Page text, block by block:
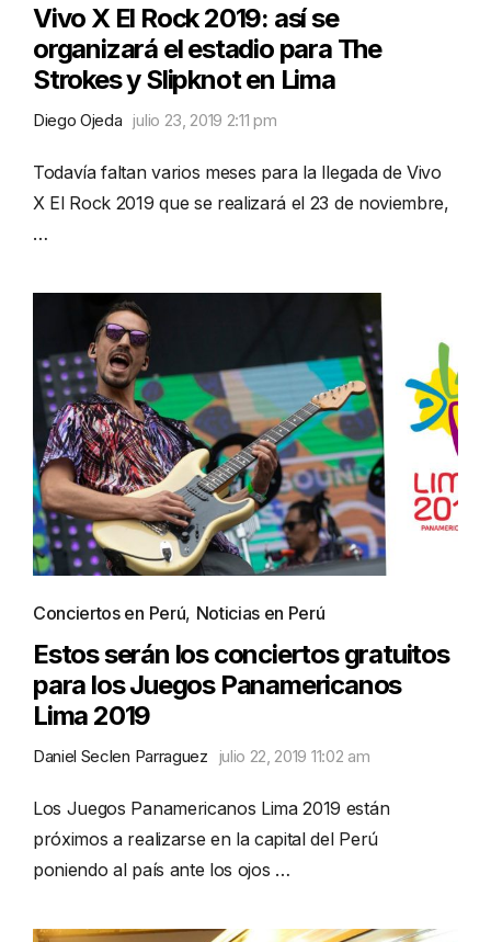
Vivo X El Rock 2019: así se
organizará el estadio para The
Strokes y Slipknot en Lima
Diego Ojeda julio 23, 2019 2:11 pm
Todavía faltan varios meses para la llegada de Vivo
X El Rock 2019 que se realizará el 23 de noviembre,
…
Conciertos en Perú, Noticias en Perú
Estos serán los conciertos gratuitos
para los Juegos Panamericanos
Lima 2019
Daniel Seclen Parraguez julio 22, 2019 11:02 am
Los Juegos Panamericanos Lima 2019 están
próximos a realizarse en la capital del Perú
poniendo al país ante los ojos …